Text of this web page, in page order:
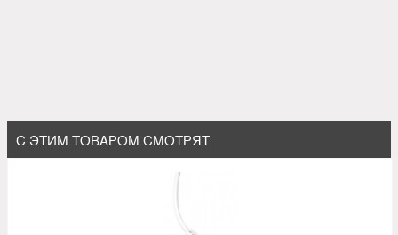
С ЭТИМ ТОВАРОМ СМОТРЯТ